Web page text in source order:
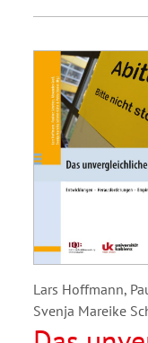
Lars Hoffmann,
Svenja Mareike